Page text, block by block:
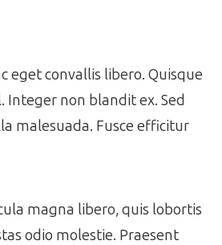
eget convallis libero. Quisque
Integer non blandit ex. Sed
malesuada. Fusce efficitur
magna libero, quis lobortis
odio molestie. Praesent